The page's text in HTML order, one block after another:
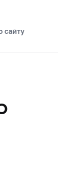
сайту